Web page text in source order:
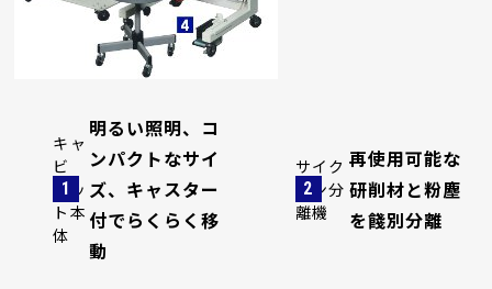
キャ
ビ
ネッ
ト本
体
明るい照明、コ
ンパクトなサイ
ズ、キャスター
付でらくらく移
動
サイク
ロン分
離機
再使用可能な
研削材と粉塵
を餞別分離